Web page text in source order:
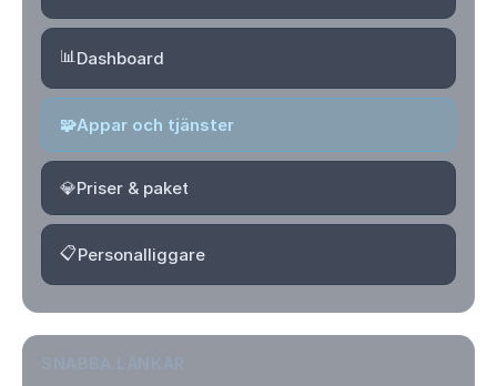
📊Dashboard
🧩Appar och tjänster
💎Priser & paket
📋Personalliggare